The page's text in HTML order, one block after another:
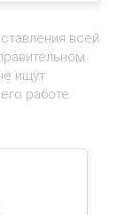
всей
ищут
работе.